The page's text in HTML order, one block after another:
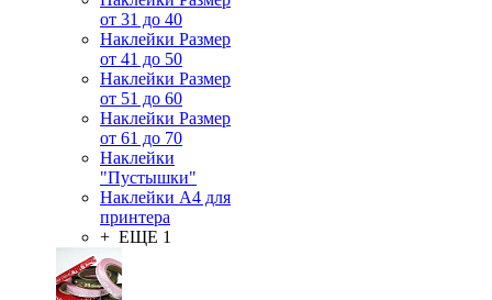
от 31 до 40
Наклейки Размер
от 41 до 50
Наклейки Размер
от 51 до 60
Наклейки Размер
от 61 до 70
Наклейки
"Пустышки"
Наклейки А4 для
принтера
+ ЕЩЕ 1